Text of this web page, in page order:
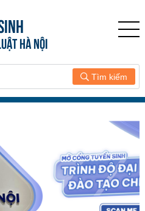
HÀ NỘI
Tìm kiếm